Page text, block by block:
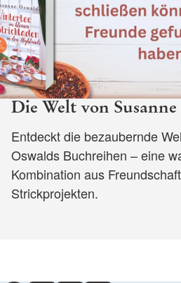
Die Welt von
Entdeckt die bezaubernde
Oswalds Buchreihen – eine
Kombination aus
Strickprojekten.